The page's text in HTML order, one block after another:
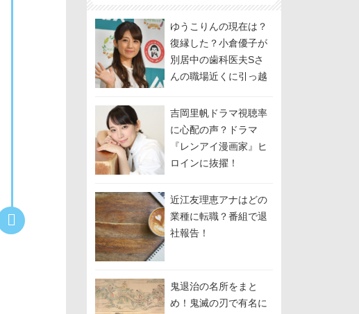
ゆうこりんの現在は？
復縁した？小倉優子が
別居中の歯科医夫Sさ
んの職場近くに引っ越
索？
吉岡里帆ドラマ視聴率
に心配の声？ドラマ
『レンアイ漫画家』ヒ
ロインに抜擢！
近江友理恵アナはどの
業種に転職？番組で退
社報告！
鬼退治の名所をまと
め！鬼滅の刃で有名に